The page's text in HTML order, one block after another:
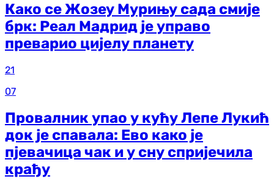
Како се Жозеу Мурињу сада смије
брк: Реал Мадрид је управо
преварио цијелу планету
21
07
Провалник упао у кућу Лепе Лукић
док је спавала: Ево како је
пјевачица чак и у сну спријечила
крађу